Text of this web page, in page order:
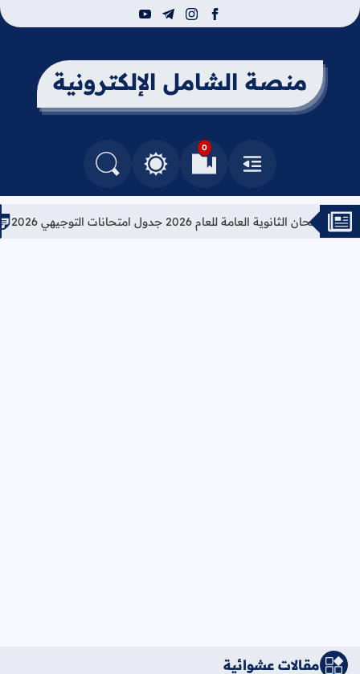
facebook
instagram
telegram
youtube
منصة الشامل الإلكترونية
القائمة
0
العلامات المرجعيةالتغيير بين الوضع النهاري والداكن
البحث في المدونة
العامة للعام 2026 جدول امتحانات التوجيهي 2026
مقالات عشوائية